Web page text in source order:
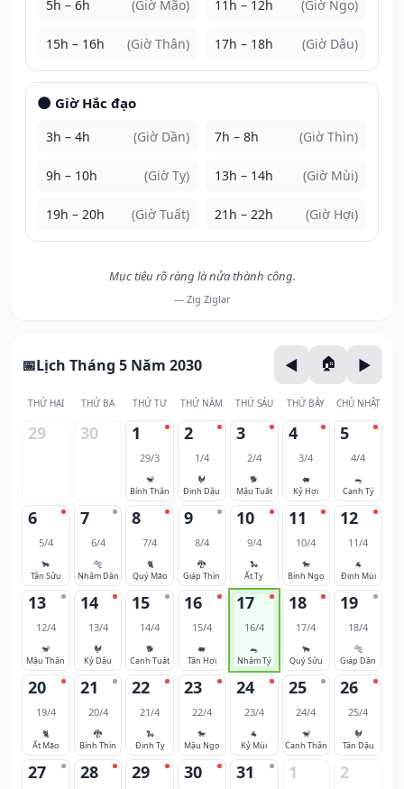
5h – 6h (Giờ Mão) 11h – 12h (Giờ Ngọ)
15h – 16h (Giờ Thân) 17h – 18h (Giờ Dậu)
🌑 Giờ Hắc đạo
3h – 4h (Giờ Dần) 7h – 8h (Giờ Thìn)
9h – 10h (Giờ Tỵ) 13h – 14h (Giờ Mùi)
19h – 20h (Giờ Tuất) 21h – 22h (Giờ Hợi)
Mục tiêu rõ ràng là nửa thành công.
— Zig Ziglar
Lịch Tháng 5 Năm 2030
THỨ HAI THỨ BA THỨ TƯ THỨ NĂM THỨ SÁU THỨ BẢY CHỦ NHẬT
29 30 1
29/3
🐒
Bính Thân
2
1/4
🐓
Đinh Dậu
3
2/4
🐕
Mậu Tuất
4
3/4
🐖
Kỷ Hợi
5
4/4
🐀
Canh Tý
6
5/4
🐂
Tân Sửu
7
6/4
🐅
Nhâm Dần
8
7/4
🐈
Quý Mão
9
8/4
🐉
Giáp Thìn
10
9/4
🐍
Ất Tỵ
11
10/4
🐎
Bính Ngọ
12
11/4
🐐
Đinh Mùi
13
12/4
🐒
Mậu Thân
14
13/4
🐓
Kỷ Dậu
15
14/4
🐕
Canh Tuất
16
15/4
🐖
Tân Hợi
17
16/4
🐀
Nhâm Tý
18
17/4
🐂
Quý Sửu
19
18/4
🐅
Giáp Dần
20
19/4
🐈
Ất Mão
21
20/4
🐉
Bính Thìn
22
21/4
🐍
Đinh Tỵ
23
22/4
🐎
Mậu Ngọ
24
23/4
🐐
Kỷ Mùi
25
24/4
🐒
Canh Thân
26
25/4
🐓
Tân Dậu
27 28 29 30 31 1 2